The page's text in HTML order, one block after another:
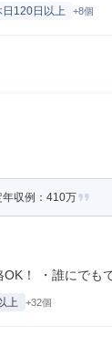
日120日以上 +8個
年収例：410万
！ ・誰にでも
上 +32個